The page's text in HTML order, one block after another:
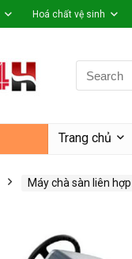
Hoá chất vệ sinh
Search
for:
Trang chủ
Máy chà sàn liên hợp